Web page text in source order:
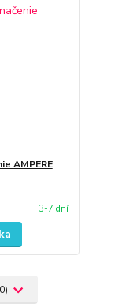
AMPERE
3-7 dní